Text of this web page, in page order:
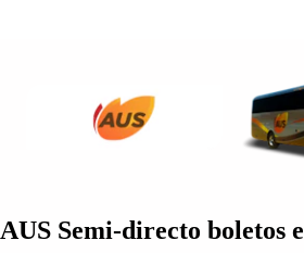
AUS Semi-directo boletos